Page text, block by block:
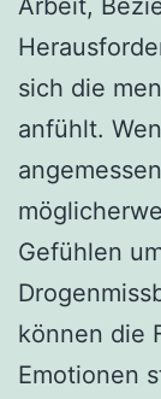
Arbeit,
sich die
anfühlt.
Gefühlen
können die
Emotionen